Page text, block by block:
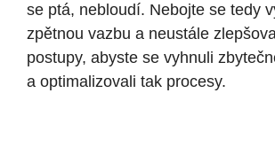
se ptá, nebloudí. Nebojte se tedy
zpětnou vazbu a neustále
postupy, abyste se vyhnuli
a optimalizovali tak procesy.